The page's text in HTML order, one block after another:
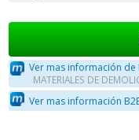
Ver mas información de
MATERIALES DE
Ver mas información